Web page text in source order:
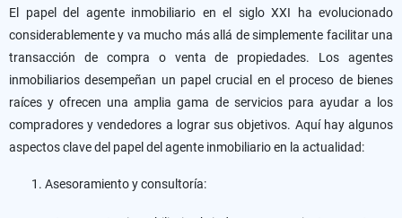
El papel del agente inmobiliario en el siglo XXI ha evolucionado
considerablemente y va mucho más allá de simplemente facilitar una
transacción de compra o venta de propiedades. Los agentes
inmobiliarios desempeñan un papel crucial en el proceso de bienes
raíces y ofrecen una amplia gama de servicios para ayudar a los
compradores y vendedores a lograr sus objetivos. Aquí hay algunos
aspectos clave del papel del agente inmobiliario en la actualidad:
Asesoramiento y consultoría: